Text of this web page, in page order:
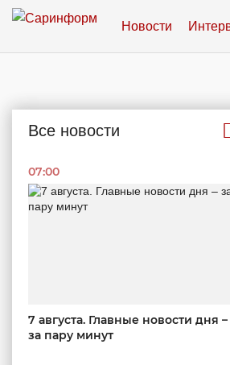
Новости
Все новости
07:00
7 августа. Главные новости дня –
за пару минут